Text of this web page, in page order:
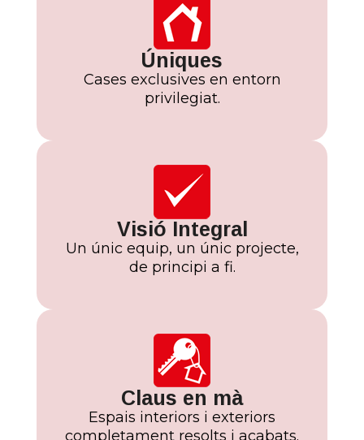
Úniques
Cases exclusives en entorn
privilegiat.
Visió Integral
Un únic equip, un únic projecte,
de principi a fi.
Claus en mà
Espais interiors i exteriors
completament resolts i acabats.